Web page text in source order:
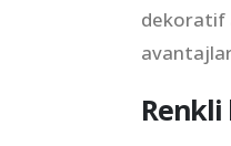
dekoratif
Renkli